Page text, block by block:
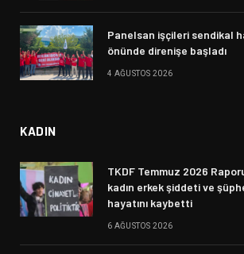
Panelsan işçileri sendikal
önünde direnişe başladı
4 AĞUSTOS 2026
KADIN
TKDF Temmuz 2026
kadın erkek şiddeti ve
hayatını kaybetti
6 AĞUSTOS 2026